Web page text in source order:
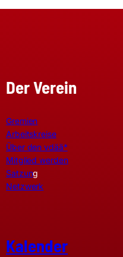
Der Verein
Gremien
Arbeitskreise
Über den vdää*
Mitglied werden
Satzung
Netzwerk
Kalender